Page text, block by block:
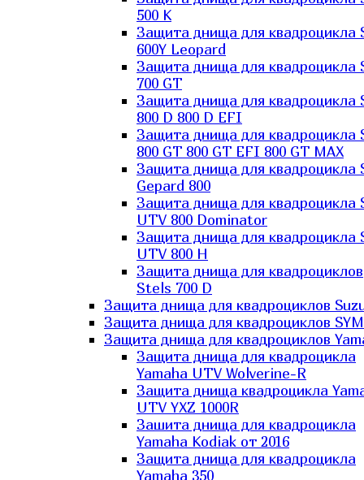
500 K
Защита днища для квадроцикла
600Y Leopard
Защита днища для квадроцикла
700 GT
Защита днища для квадроцикла
800 D 800 D EFI
Защита днища для квадроцикла
800 GT 800 GT EFI 800 GT MAX
Защита днища для квадроцикла
Gepard 800
Защита днища для квадроцикла
UTV 800 Dominator
Защита днища для квадроцикла
UTV 800 H
Защита днища для квадроциклов
Stels 700 D
Защита днища для квадроциклов
Защита днища для квадроциклов SYM
Защита днища для квадроциклов
Защита днища для квадроцикла
Yamaha UTV Wolverine-R
Защита днища квадроцикла
UTV YXZ 1000R
Зашита днища для квадроцикла
Yamaha Kodiak от 2016
Защита днища для квадроцикла
Yamaha 350